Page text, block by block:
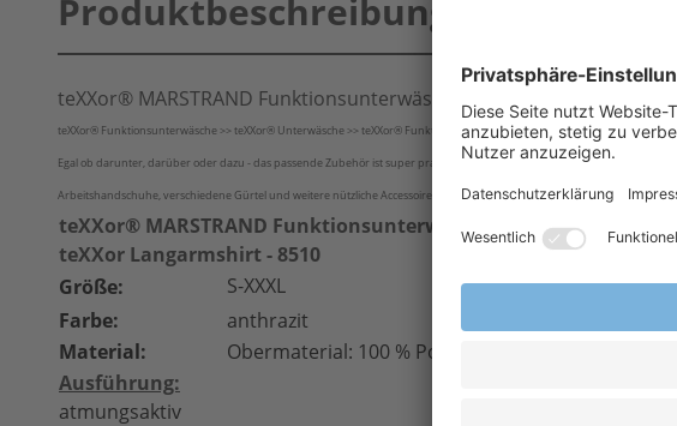
Produktbeschreibung
teXXor® MARSTRAND Funktionsunterwäsche teXXor Langarmshirt -
teXXor® Funktionsunterwäsche >> teXXor® Unterwäsche >> teXXor® Funktionswäsche 8510 >> jetzt vergleichen und
Egal ob darunter, darüber oder dazu - das passende Zubehör ist super praktisch und macht jedes Outfit komplett.
Arbeitshandschuhe, verschiedene Gürtel und weitere nützliche Accessoires, die in keinem Kleiderschrank fehlen dürfen.
teXXor® MARSTRAND Funktionsunterwäsche
teXXor Langarmshirt - 8510
Größe:
S-XXXL
Farbe:
anthrazit
Material:
Obermaterial: 100 % Polyester (50 % COOLMAX®,
Ausführung:
atmungsaktiv